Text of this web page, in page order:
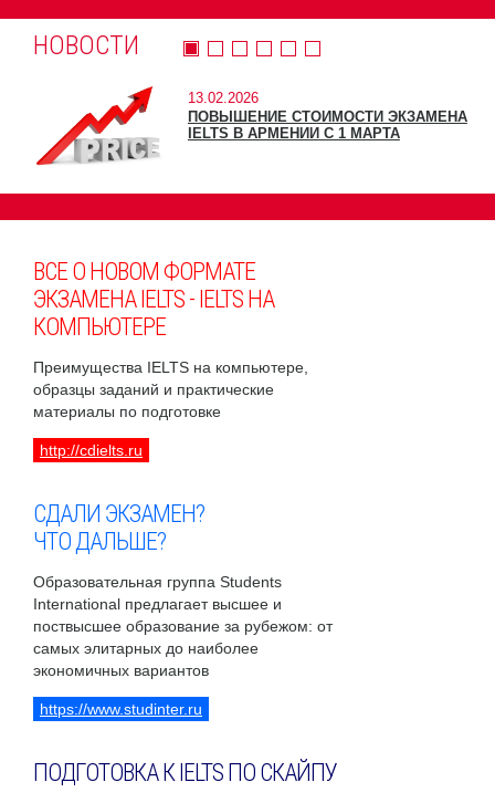
НОВОСТИ
13.02.2026
ПОВЫШЕНИЕ СТОИМОСТИ ЭКЗАМЕНА
IELTS В АРМЕНИИ С 1 МАРТА
ВСЕ О НОВОМ ФОРМАТЕ
ЭКЗАМЕНА IELTS - IELTS НА
КОМПЬЮТЕРЕ
Преимущества IELTS на компьютере,
образцы заданий и практические
материалы по подготовке
http://cdielts.ru
СДАЛИ ЭКЗАМЕН?
ЧТО ДАЛЬШЕ?
Образовательная группа Students
International предлагает высшее и
поствысшее образование за рубежом: от
самых элитарных до наиболее
экономичных вариантов
https://www.studinter.ru
ПОДГОТОВКА К IELTS ПО СКАЙПУ